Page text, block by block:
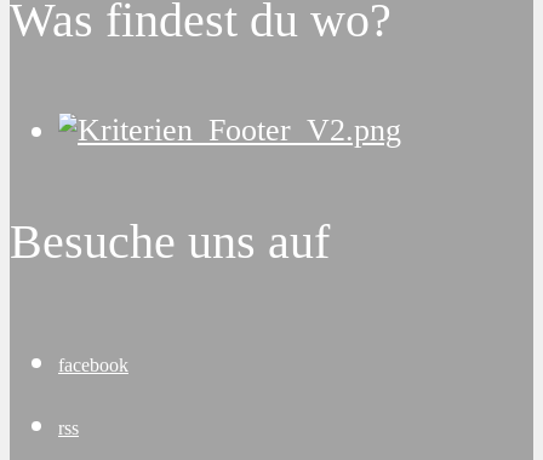
Was findest du wo?
Besuche uns auf
facebook
rss